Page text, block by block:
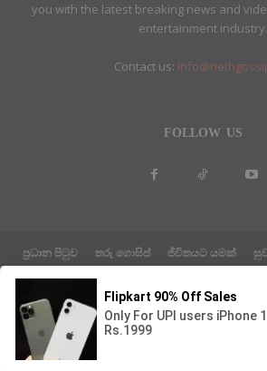
you with the latest breaking news and
entertainment industry.
Contact us:
FOLLOW US
ප්‍රධාන පිටුව තරු ගොසිප් ජීවිතයට යමක්
ABOUT US
ETHICS POLICY
© Neth Gossip News Theme by Design